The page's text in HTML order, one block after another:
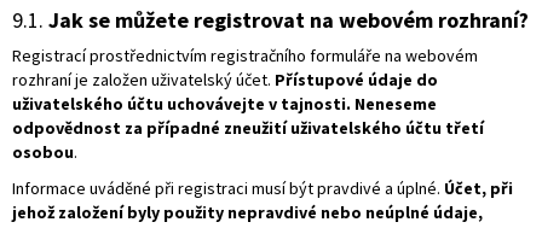
9.1. Jak se můžete registrovat na webovém rozhraní?
Registrací prostřednictvím registračního formuláře na webovém
rozhraní je založen uživatelský účet. Přístupové údaje do
uživatelského účtu uchovávejte v tajnosti. Neneseme
odpovědnost za případné zneužití uživatelského účtu třetí
osobou.
Informace uváděné při registraci musí být pravdivé a úplné. Účet, při
jehož založení byly použity nepravdivé nebo neúplné údaje,